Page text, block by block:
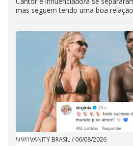
mas seguem tendo uma boa relação
VANITY BRASIL/ 06/08/2026